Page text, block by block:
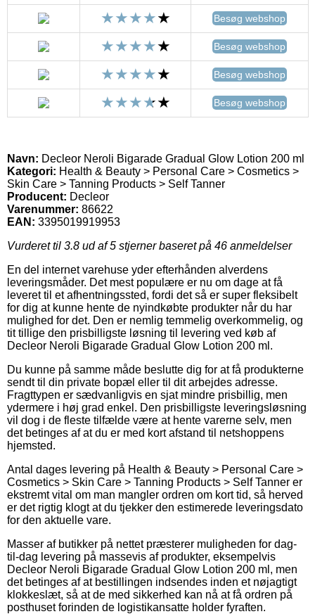
Besøg webshop
Besøg webshop
Besøg webshop
Besøg webshop
Navn: Decleor Neroli Bigarade Gradual Glow Lotion 200 ml
Kategori: Health & Beauty > Personal Care > Cosmetics >
Skin Care > Tanning Products > Self Tanner
Producent: Decleor
Varenummer: 86622
EAN: 3395019919953
Vurderet til 3.8 ud af 5 stjerner baseret på 46 anmeldelser
En del internet varehuse yder efterhånden alverdens
leveringsmåder. Det mest populære er nu om dage at få
leveret til et afhentningssted, fordi det så er super fleksibelt
for dig at kunne hente de nyindkøbte produkter når du har
mulighed for det. Den er nemlig temmelig overkommelig, og
tit tillige den prisbilligste løsning til levering ved køb af
Decleor Neroli Bigarade Gradual Glow Lotion 200 ml.
Du kunne på samme måde beslutte dig for at få produkterne
sendt til din private bopæl eller til dit arbejdes adresse.
Fragttypen er sædvanligvis en sjat mindre prisbillig, men
ydermere i høj grad enkel. Den prisbilligste leveringsløsning
vil dog i de fleste tilfælde være at hente varerne selv, men
det betinges af at du er med kort afstand til netshoppens
hjemsted.
Antal dages levering på Health & Beauty > Personal Care >
Cosmetics > Skin Care > Tanning Products > Self Tanner er
ekstremt vital om man mangler ordren om kort tid, så herved
er det rigtig klogt at du tjekker den estimerede leveringsdato
for den aktuelle vare.
Masser af butikker på nettet præsterer muligheden for dag-
til-dag levering på massevis af produkter, eksempelvis
Decleor Neroli Bigarade Gradual Glow Lotion 200 ml, men
det betinges af at bestillingen indsendes inden et nøjagtigt
klokkeslæt, så at de med sikkerhed kan nå at få ordren på
posthuset forinden de logistikansatte holder fyraften.